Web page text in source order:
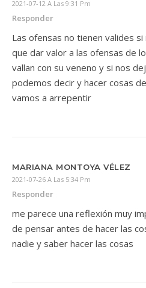
2021-07-12 A Las 9:31 Pm
Responder
Las ofensas no tienen valides
que dar valor a las ofensas de
vallan con su veneno y si nos
podemos decir y hacer cosas
vamos a arrepentir
MARIANA MONTOYA VÉLEZ
2021-07-26 A Las 5:34 Pm
Responder
me parece una reflexión muy
de pensar antes de hacer las
nadie y saber hacer las cosas